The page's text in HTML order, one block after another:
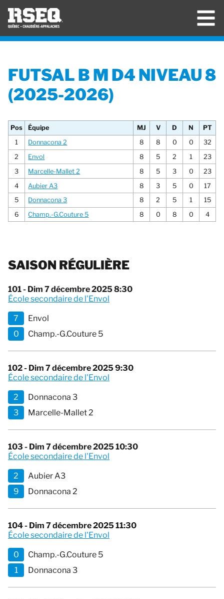
FUTSAL B M D4 NIVEAU 8
(2025-2026)
Pos Équipe MJ V D N
PT
1
Donnacona 2 8 8 0 0
32
2
Envol 8 5 2 1
23
3
Marcelle-Mallet 2 8 5 3 0
23
4
Aubier A3 8 3 5 0
17
5
Donnacona 3 8 2 5 1
15
6
Champ.-G.Couture 5 8 0 8 0 4
SAISON RÉGULIÈRE
101 - Dim 7 décembre 2025 8:30
École secondaire de l'Envol
7
Envol
0
Champ.-G.Couture 5
102 - Dim 7 décembre 2025 9:30
École secondaire de l'Envol
2
Donnacona 3
3
Marcelle-Mallet 2
103 - Dim 7 décembre 2025 10:30
École secondaire de l'Envol
2
Aubier A3
9
Donnacona 2
104 - Dim 7 décembre 2025 11:30
École secondaire de l'Envol
0
Champ.-G.Couture 5
1
Donnacona 3